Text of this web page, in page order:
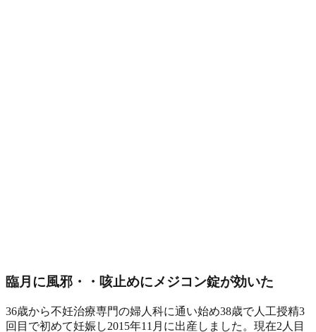
臨月に風邪・・咳止めにメジコン錠が効いた
36歳から不妊治療専門の婦人科に通い始め38歳で人工授精3
回目で初めて妊娠し2015年11月に出産しました。現在2人目